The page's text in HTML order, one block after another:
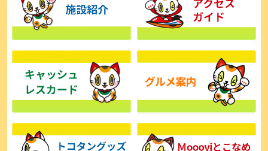
【とこなめボート】広瀬凜は準優で見つかった課題の克服へ「結果
的に１着を取れればいい」
2026年08月03日
【とこなめボート】西丸敦基が未勝利では終われない「最終日頑張
る」
2026年08月03日
【とこなめボート ルーキーシリーズ】広瀬凜 6位で予選突破「勝負
2026年08月02日